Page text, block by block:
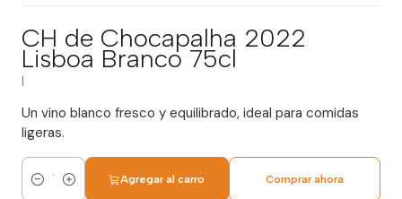
CH de Chocapalha 2022
Lisboa Branco 75cl
Un vino blanco fresco y equilibrado, ideal para comidas
ligeras.
Cantidad
Agregar al carro Comprar ahora